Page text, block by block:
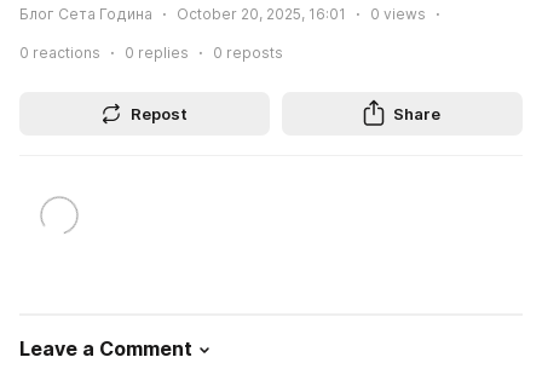
Блог Сета Година October 20, 2025, 16:01 0 views
0 reactions 0 replies 0 reposts
Repost Share
Leave a Comment